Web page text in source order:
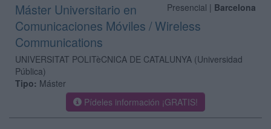
Presencial | Barcelona
Máster Universitario en
Comunicaciones Móviles / Wireless
Communications
UNIVERSITAT POLITèCNICA DE CATALUNYA (Universidad
Pública)
Tipo: Máster
Pídeles información ¡GRATIS!